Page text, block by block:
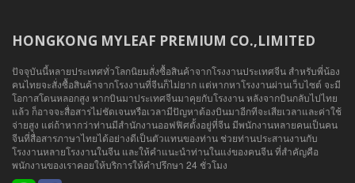
HONGKONG MYLEAF PREMIUM CO.,LIMITED
ปัจจุบันนี้หลายประเทศทั่วโลกนิยมสั่งซื้อสินค้าจากโรงงานประเทศจีน สำหรับพี่น้อง
คนไทยจะสั่งซื้อสินค้าจากโรงงานที่จีนก็ไม่ยาก แต่หากหาโรงงานผ่านเว็บไซต์ จะมี
โอกาสโดนหลอกสูง หากบินมาประเทศจีนมาคุยกับโรงงาน หลังจากบินกลับไปไทย
แล้ว ก็อาจจะสื่อสารไม่ชัดเจนหรือเวลามีปัญหาต้องบินมาอีกทีจะเสียเวลาและค่าใช้
จ่ายสูง แต่ถ้าหากว่าท่านมีสำนักงานออฟฟิศตั้งอยู่ที่จีน มีพนักงานหลายคนเป็นคน
จีนที่สื่อสารภาษาไทยได้อย่างดีเป็นตัวแทนของท่าน ช่วยท่านประสานงานกับ
โรงงานหลายโรงงานในจีน และให้คำแนะนำท่านในแง่ของคนจีน ที่สำคัญคือ
พนักงานของเราคอยให้บริการให้คำปรึกษา 24 ชั่วโมง